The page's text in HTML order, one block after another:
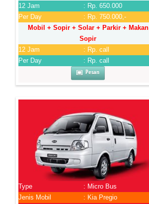
12 Jam
: Rp. 650.000
Per Day
: Rp. 750.000,-
Mobil + Sopir + Solar + Parkir + Makan
Sopir
12 Jam
: Rp. call
Per Day
: Rp. call
Pesan
Type
: Micro Bus
Jenis Mobil
: Kia Pregio